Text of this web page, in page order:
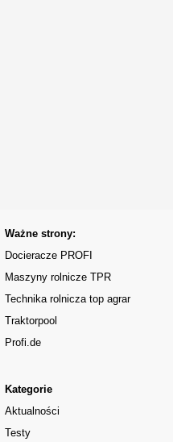
Kategorie
Aktualności
Testy
Ważne strony:
Docieracze PROFI
Maszyny rolnicze TPR
Technika rolnicza top agrar
Traktorpool
Profi.de